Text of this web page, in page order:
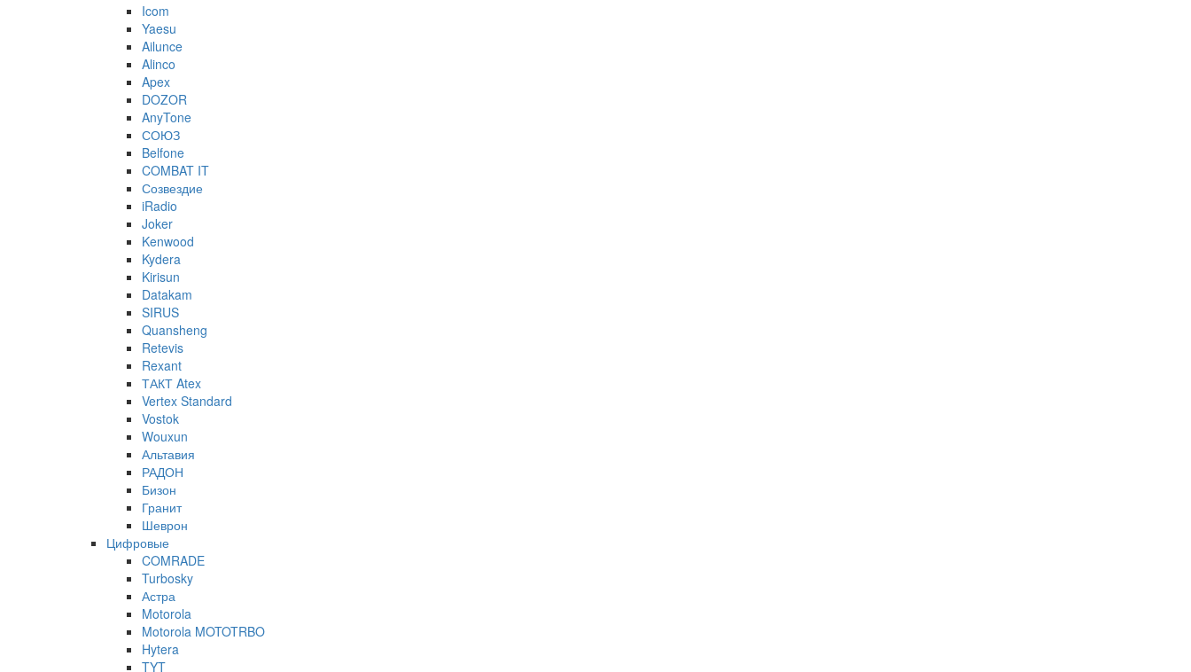
Icom
Yaesu
Ailunce
Alinco
Apex
DOZOR
AnyTone
СОЮЗ
Belfone
COMBAT IT
Созвездие
iRadio
Joker
Kenwood
Kydera
Kirisun
Datakam
SIRUS
Quansheng
Retevis
Rexant
ТАКТ Atex
Vertex Standard
Vostok
Wouxun
Альтавия
РАДОН
Бизон
Гранит
Шеврон
Цифровые
COMRADE
Turbosky
Астра
Motorola
Motorola MOTOTRBO
Hytera
TYT